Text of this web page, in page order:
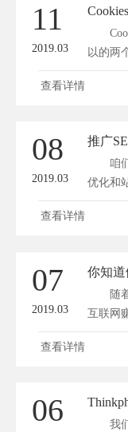
11
2019.03
以的两
查看详情
08
2019.03
推广
咱们
优化和
查看详情
07
2019.03
随着
互联网
站...
查看详情
06
我们